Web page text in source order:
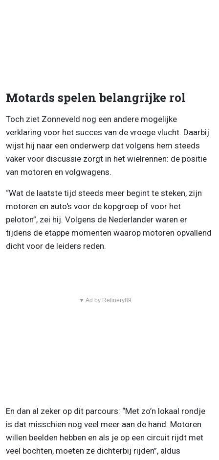
Motards spelen belangrijke rol
Toch ziet Zonneveld nog een andere mogelijke
verklaring voor het succes van de vroege vlucht. Daarbij
wijst hij naar een onderwerp dat volgens hem steeds
vaker voor discussie zorgt in het wielrennen: de positie
van motoren en volgwagens.
“Wat de laatste tijd steeds meer begint te steken, zijn
motoren en auto's voor de kopgroep of voor het
peloton”, zei hij. Volgens de Nederlander waren er
tijdens de etappe momenten waarop motoren opvallend
dicht voor de leiders reden.
▼ Ad by Refinery89
En dan al zeker op dit parcours: “Met zo’n lokaal rondje
is dat misschien nog veel meer aan de hand. Motoren
willen beelden hebben en als je op een circuit rijdt met
veel bochten, moeten ze dichterbij rijden”, aldus